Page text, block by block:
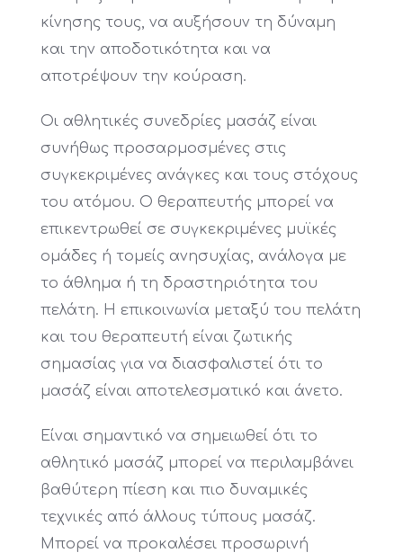
κίνησης τους, να αυξήσουν τη δύναμη
και την αποδοτικότητα και να
αποτρέψουν την κούραση.
Οι αθλητικές συνεδρίες μασάζ είναι
συνήθως προσαρμοσμένες στις
συγκεκριμένες ανάγκες και τους στόχους
του ατόμου. Ο θεραπευτής μπορεί να
επικεντρωθεί σε συγκεκριμένες μυϊκές
ομάδες ή τομείς ανησυχίας, ανάλογα με
το άθλημα ή τη δραστηριότητα του
πελάτη. Η επικοινωνία μεταξύ του πελάτη
και του θεραπευτή είναι ζωτικής
σημασίας για να διασφαλιστεί ότι το
μασάζ είναι αποτελεσματικό και άνετο.
Είναι σημαντικό να σημειωθεί ότι το
αθλητικό μασάζ μπορεί να περιλαμβάνει
βαθύτερη πίεση και πιο δυναμικές
τεχνικές από άλλους τύπους μασάζ.
Μπορεί να προκαλέσει προσωρινή